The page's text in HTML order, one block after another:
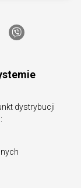
dystrybucji